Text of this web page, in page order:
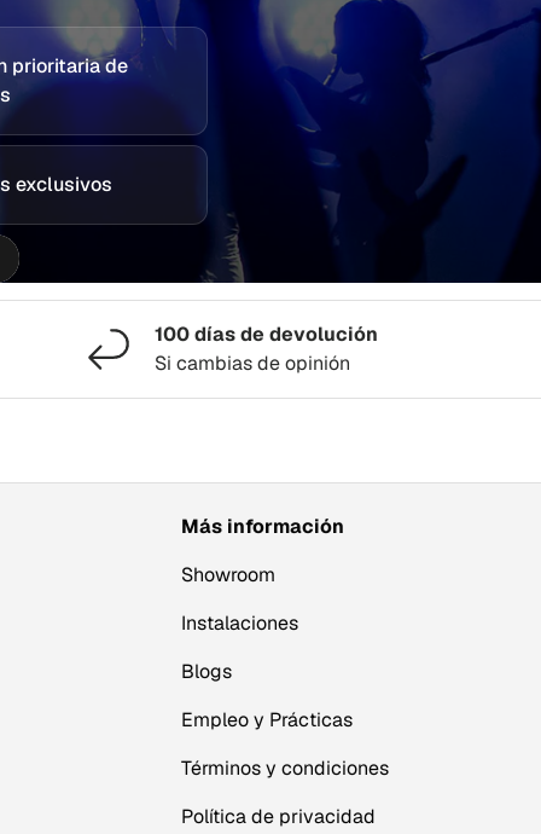
prioritaria de
exclusivos
100 días de devolución
Si cambias de opinión
Más información
Showroom
Instalaciones
Blogs
Empleo y Prácticas
Términos y condiciones
Política de privacidad